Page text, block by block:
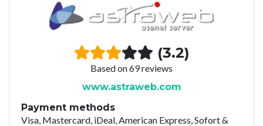
(3.2)
Based on 69 reviews
www.astraweb.com
Payment methods
Visa, Mastercard, iDeal, American Express, Sofort &